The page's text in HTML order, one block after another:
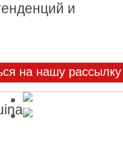
и
на нашу рассылку